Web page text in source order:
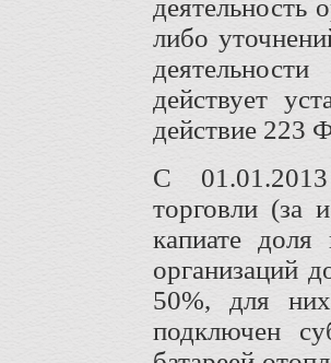
деятельность
либо
действует
действие 223
С 01.01.2013
торговли (за
капиате доля
организаций
50%, для
подключен